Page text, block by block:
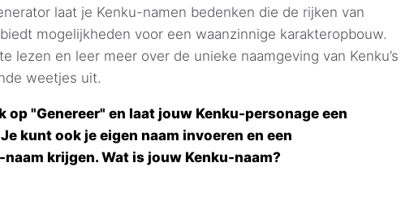
laat je Kenku-namen bedenken die de rijken van
mogelijkheden voor een waanzinnige karakteropbouw.
lezen en leer meer over de unieke naamgeving van Kenku’s
weetjes uit.
op "Genereer" en laat jouw Kenku-personage een
kunt ook je eigen naam invoeren en een
krijgen. Wat is jouw Kenku-naam?